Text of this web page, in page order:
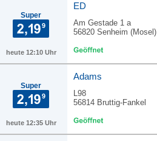
Super
heute 12:10 Uhr
ED
Am Gestade 1 a
56820 Senheim (Mosel)
Super
heute 12:35 Uhr
Adams
L98
56814 Bruttig-Fankel